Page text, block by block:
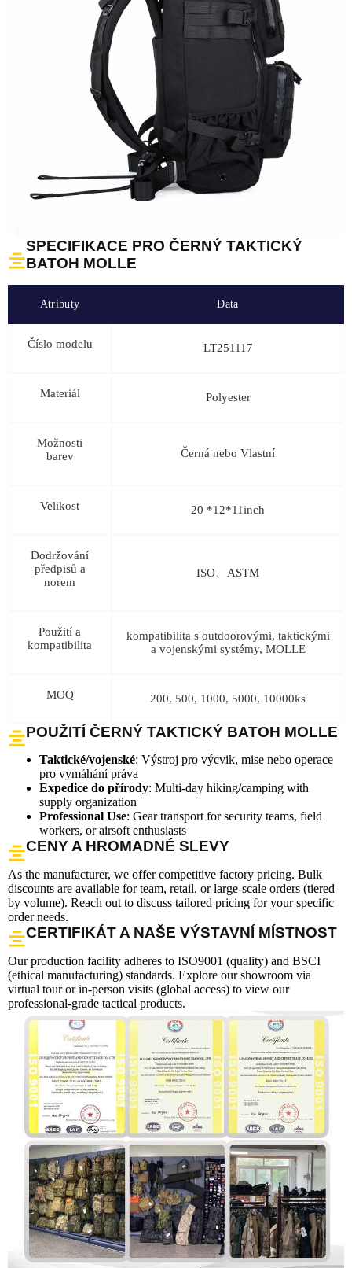
SPECIFIKACE PRO ČERNÝ TAKTICKÝ
BATOH MOLLE
Atributy Data
Číslo modelu LT251117
Materiál Polyester
Možnosti
barev
Černá nebo Vlastní
Velikost 20 *12*11inch
Dodržování
předpisů a
norem
ISO、ASTM
Použití a
kompatibilita
kompatibilita s outdoorovými, taktickými
a vojenskými systémy, MOLLE
MOQ 200, 500, 1000, 5000, 10000ks
POUŽITÍ ČERNÝ TAKTICKÝ BATOH MOLLE
Taktické/vojenské: Výstroj pro výcvik, mise nebo operace
pro vymáhání práva
Expedice do přírody: Multi-day hiking/camping with
supply organization
Professional Use: Gear transport for security teams, field
workers, or airsoft enthusiasts
CENY A HROMADNÉ SLEVY
As the manufacturer, we offer competitive factory pricing. Bulk
discounts are available for team, retail, or large-scale orders (tiered
by volume). Reach out to discuss tailored pricing for your specific
order needs.
CERTIFIKÁT A NAŠE VÝSTAVNÍ MÍSTNOST
Our production facility adheres to ISO9001 (quality) and BSCI
(ethical manufacturing) standards. Explore our showroom via
virtual tour or in-person visits (global access) to view our
professional-grade tactical products.